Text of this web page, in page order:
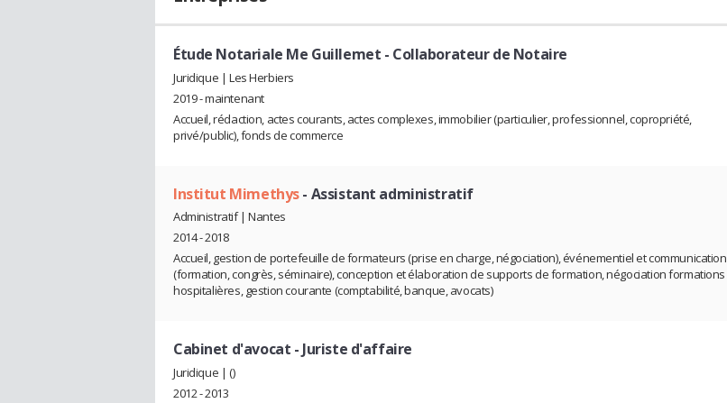
Étude Notariale Me Guillemet - Collaborateur de Notaire
Juridique | Les Herbiers
2019 - maintenant
Accueil, rédaction, actes courants, actes complexes, immobilier (particulier, professionnel, copropriété,
privé/public), fonds de commerce
Institut Mimethys- Assistant administratif
Administratif | Nantes
2014 - 2018
Accueil, gestion de portefeuille de formateurs (prise en charge, négociation), événementiel et communication
(formation, congrès, séminaire), conception et élaboration de supports de formation, négociation formations
hospitalières, gestion courante (comptabilité, banque, avocats)
Cabinet d'avocat - Juriste d'affaire
Juridique | ()
2012 - 2013